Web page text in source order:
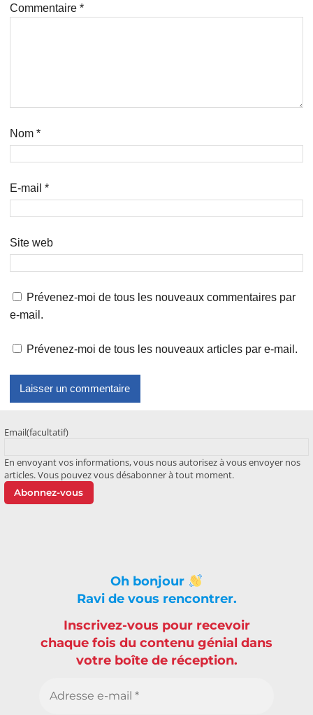
Commentaire *
Nom *
E-mail *
Site web
Prévenez-moi de tous les nouveaux commentaires par
e-mail.
Prévenez-moi de tous les nouveaux articles par e-mail.
Email(facultatif)
En envoyant vos informations, vous nous autorisez à vous envoyer nos
articles. Vous pouvez vous désabonner à tout moment.
Abonnez-vous
Oh bonjour
Ravi de vous rencontrer.
Inscrivez-vous pour recevoir
chaque fois du contenu génial dans
votre boîte de réception.